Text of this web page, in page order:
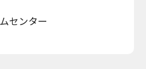
センター